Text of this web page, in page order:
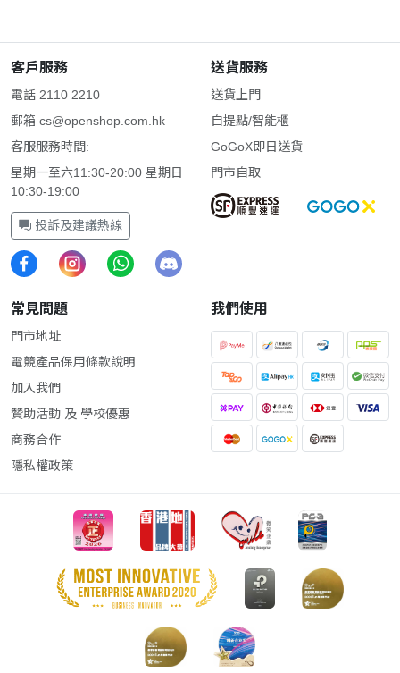
客戶服務
電話 2110 2210
郵箱 cs@openshop.com.hk
客服服務時間:
星期一至六11:30-20:00 星期日
10:30-19:00
投訴及建議熱線
送貨服務
送貨上門
自提點/智能櫃
GoGoX即日送貨
門市自取
常見問題
門市地址
電競產品保用條款說明
加入我們
贊助活動 及 學校優惠
商務合作
隱私權政策
我們使用